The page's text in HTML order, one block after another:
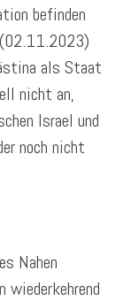
befinden
als Staat
nicht an,
Israel und
noch nicht
Nahen